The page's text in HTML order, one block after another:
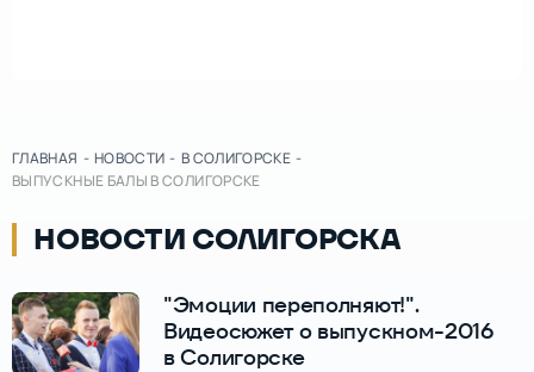
ГЛАВНАЯ - НОВОСТИ - В СОЛИГОРСКЕ -
ВЫПУСКНЫЕ БАЛЫ В СОЛИГОРСКЕ
НОВОСТИ СОЛИГОРСКА
"Эмоции переполняют!".
Видеосюжет о выпускном-2016
в Солигорске